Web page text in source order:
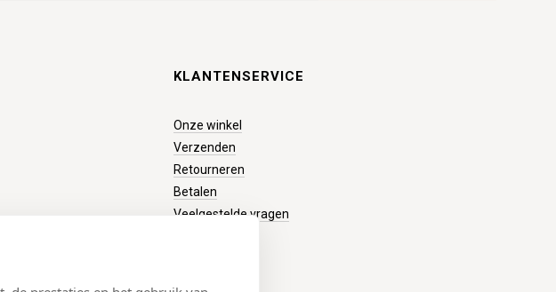
KLANTENSERVICE
Onze winkel
Verzenden
Retourneren
Betalen
Veelgestelde vragen